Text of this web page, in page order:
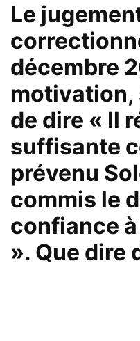
Le
décembre
de dire « Il
suffisante
prévenu
commis le
confiance
». Que dire